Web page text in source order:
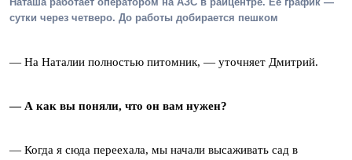
сутки через четверо. До работы добирается пешком
— На Наталии полностью питомник, — уточняет Дмитрий.
— А как вы поняли, что он вам нужен?
— Когда я сюда переехала, мы начали высаживать сад в